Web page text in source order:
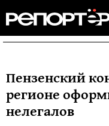
Пензенский
регионе
нелегалов